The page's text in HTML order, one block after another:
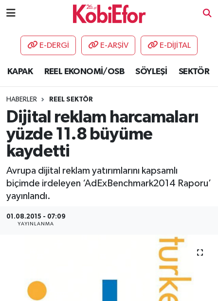
E-DERGİ E-ARŞİV E-DİJİTAL
KAPAK REEL EKONOMİ/OSB SÖYLEŞİ SEKTÖR
HABERLER REEL SEKTÖR
Dijital reklam harcamaları
yüzde 11.8 büyüme
kaydetti
Avrupa dijital reklam yatırımlarını kapsamlı
biçimde irdeleyen ‘AdExBenchmark2014 Raporu’
yayınlandı.
01.08.2015 - 07:09
YAYINLANMA
AKADEMİ
DESTEK-TEŞVİK
ETKİNLİK
GÜNCEL
HABERLER
KAPAK
SÖYLEŞİ